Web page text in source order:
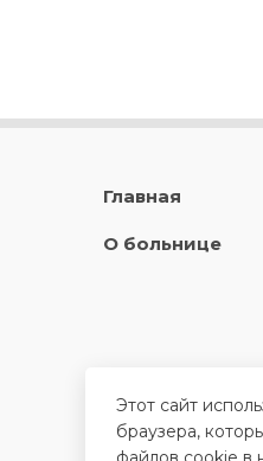
Главная
О больнице
Этот сайт
браузера,